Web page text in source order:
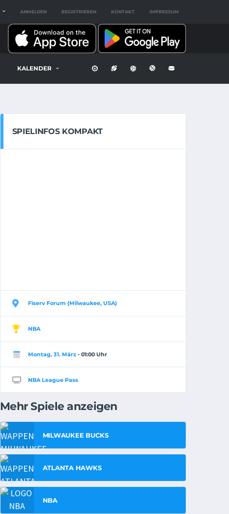
ANMELDEN REGISTRIEREN KONTAKT IMPRESSUM
KALENDER
SPIELINFOS KOMPAKT
Fiserv Forum (Milwaukee, USA)
NBA
Montag, 31. März- 01:00 Uhr
NBA League Pass
Mehr Spiele anzeigen
MILWAUKEE BUCKS
ATLANTA HAWKS
NBA